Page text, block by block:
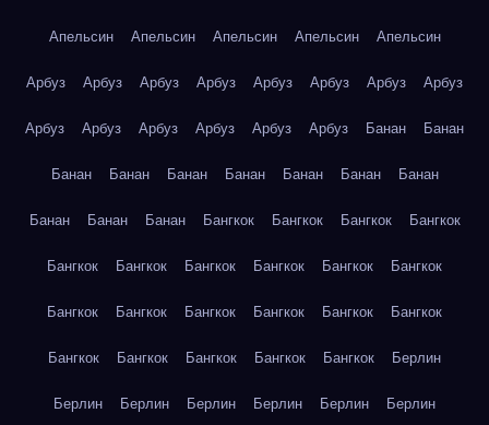
Апельсин Апельсин Апельсин Апельсин Апельсин
Арбуз Арбуз Арбуз Арбуз Арбуз Арбуз Арбуз Арбуз
Арбуз Арбуз Арбуз Арбуз Арбуз Арбуз Банан Банан
Банан Банан Банан Банан Банан Банан Банан
Банан Банан Банан Бангкок Бангкок Бангкок Бангкок
Бангкок Бангкок Бангкок Бангкок Бангкок Бангкок
Бангкок Бангкок Бангкок Бангкок Бангкок Бангкок
Бангкок Бангкок Бангкок Бангкок Бангкок Берлин
Берлин Берлин Берлин Берлин Берлин Берлин